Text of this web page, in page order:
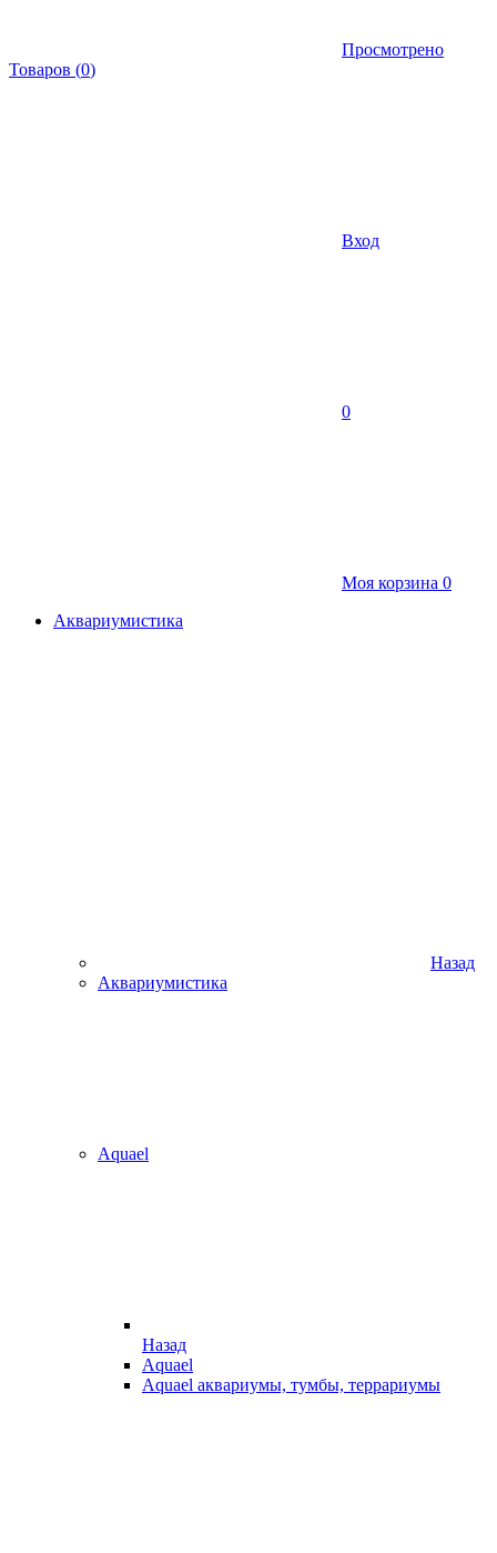
Просмотрено
Товаров (0)
Вход
0
Моя корзина 0
Аквариумистика
Назад
Аквариумистика
Aquael
Назад
Aquael
Aquael аквариумы, тумбы, террариумы